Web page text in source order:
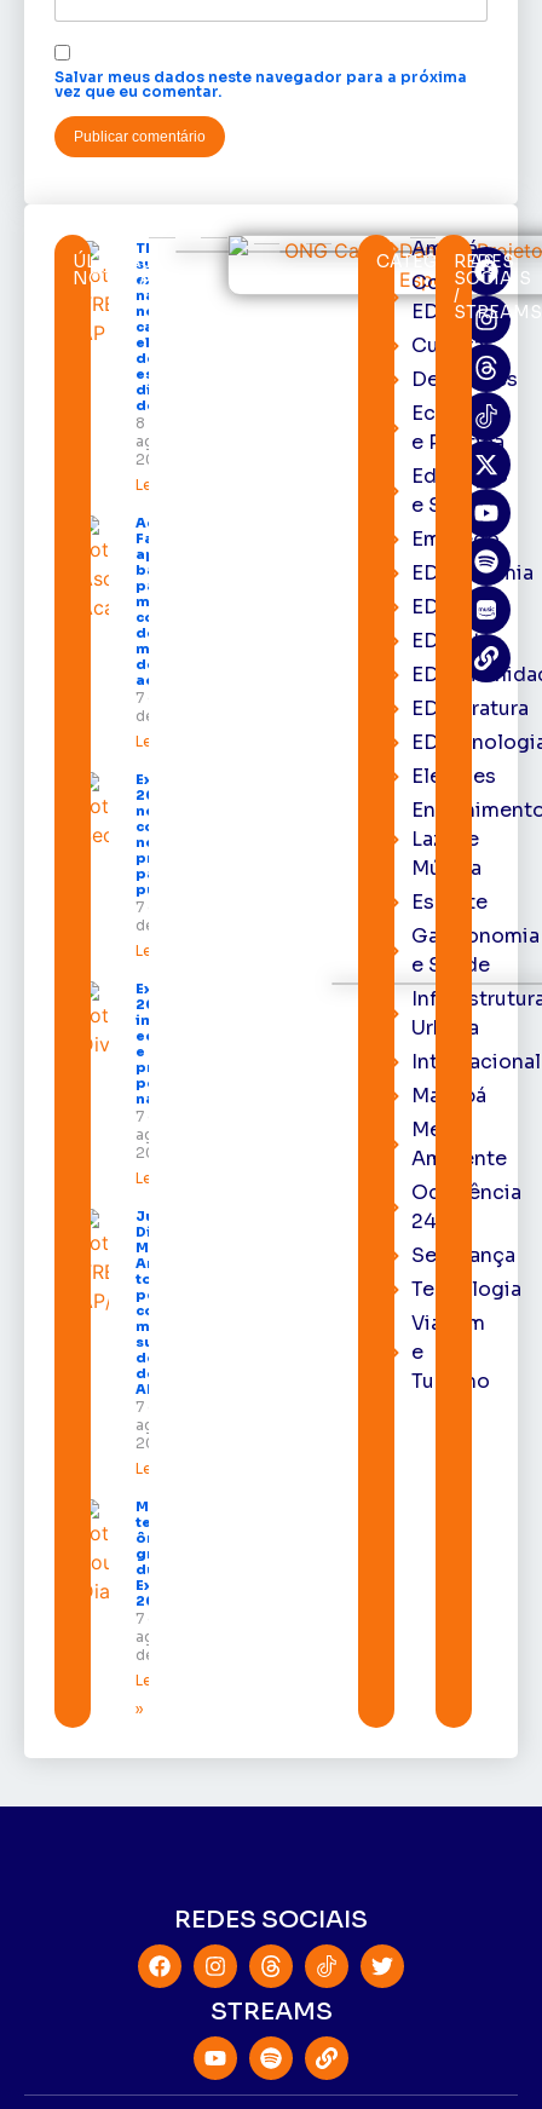
Salvar meus dados neste navegador para a próxima
vez que eu comentar.
ÚLTIMAS
NOTÍCIAS
TRE-AP
suspende
expediente
na sede e
nos
cartórios
eleitorais
de todo o
estado nos
dias 10 e 11
de agosto
8 de
agosto de
2026
Leia mais »
Acácio
Favacho
apresenta
balanço
parcial do
mandato
com mais
de R$ 668
milhões
destinados
ao Amapá
7 de agosto
de 2026
Leia mais »
Expofeira
2026 começa
neste sábado
com shows,
negócios e
programação
para todos os
públicos
7 de agosto
de 2026
Leia mais »
Expofeira
2026
impulsiona
economia
e aumenta
procura
por hotéis
na capital
7 de
agosto de
2026
Leia mais »
Juiz
Diego
Moura de
Araújo
toma
posse
como
membro
substituto
do Pleno
do TRE-
AP
7 de
agosto de
2026
Leia mais »
Macapá
terá
ônibus
gratuitos
durante a
Expofeira
2026
7 de
agosto
de 2026
Leia mais
»
CATEGORIAS
Amapá
Cortes
EDcast
Cultura
Destaques
Economia
e Política
Educação
e Saúde
Emprego
EDacademia
EDbrasília
EDcast
EDliteratura
Eleições
Lazer e
Música
Esporte
Gastronomia
e Saúde
Urbana
Internacional
Macapá
Meio
Ambiente
Ocorrência
24h
Segurança
Tecnologia
Viagem
e
Turismo
REDES
SOCIAIS
/
STREAMS
REDES SOCIAIS
STREAMS